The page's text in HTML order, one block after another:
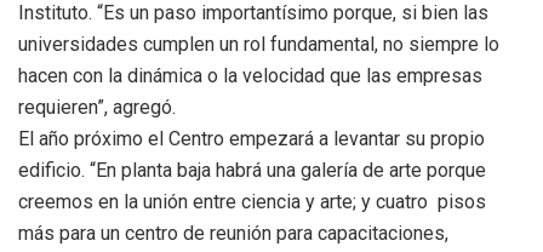
Instituto. “Es un paso importantísimo porque, si bien las
universidades cumplen un rol fundamental, no siempre lo
hacen con la dinámica o la velocidad que las empresas
requieren”, agregó.
El año próximo el Centro empezará a levantar su propio
edificio. “En planta baja habrá una galería de arte porque
creemos en la unión entre ciencia y arte; y cuatro pisos
más para un centro de reunión para capacitaciones,